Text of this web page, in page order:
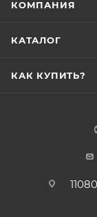
КОМПАНИЯ
КАТАЛОГ
КАК КУПИТЬ?